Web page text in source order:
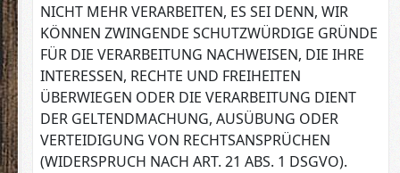
NICHT MEHR VERARBEITEN, ES SEI DENN, WIR
KÖNNEN ZWINGENDE SCHUTZWÜRDIGE GRÜNDE
FÜR DIE VERARBEITUNG NACHWEISEN, DIE IHRE
INTERESSEN, RECHTE UND FREIHEITEN
ÜBERWIEGEN ODER DIE VERARBEITUNG DIENT
DER GELTENDMACHUNG, AUSÜBUNG ODER
VERTEIDIGUNG VON RECHTSANSPRÜCHEN
(WIDERSPRUCH NACH ART. 21 ABS. 1 DSGVO).